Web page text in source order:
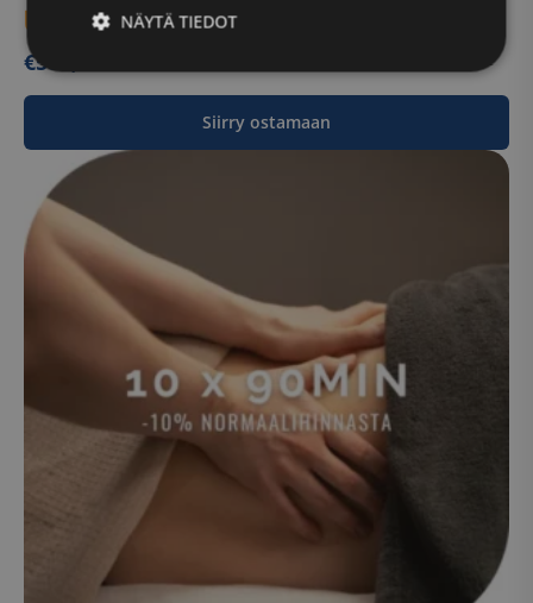
Urheiluhieronta, sarjakortti 10 x 60min
€585,00
Siirry ostamaan
NÄYTÄ TIEDOT
Ehdottomasti
välttämättömät
Suorituskyvylliset
Luokittelemattomat
Ehdottomasti välttämättömät
Suorituskyvylliset
Kohdentavat
Toiminnalliset
Luokittelemattomat
Ehdottomasti välttämättömät evästeet
mahdollistavat verkkosivuston perustoiminnot,
kuten käyttäjän kirjautumisen ja tilinhallinnan.